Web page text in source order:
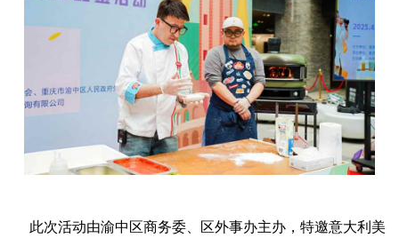
此次活动由渝中区商务委、区外事办主办 ，特邀意大利美